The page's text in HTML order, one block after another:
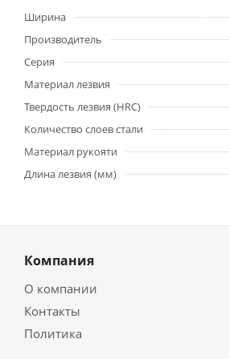
Ширина
Производитель
Серия
Материал лезвия
Твердость лезвия (HRC)
Количество слоев стали
Материал рукояти
Длина лезвия (мм)
Компания
О компании
Контакты
Политика